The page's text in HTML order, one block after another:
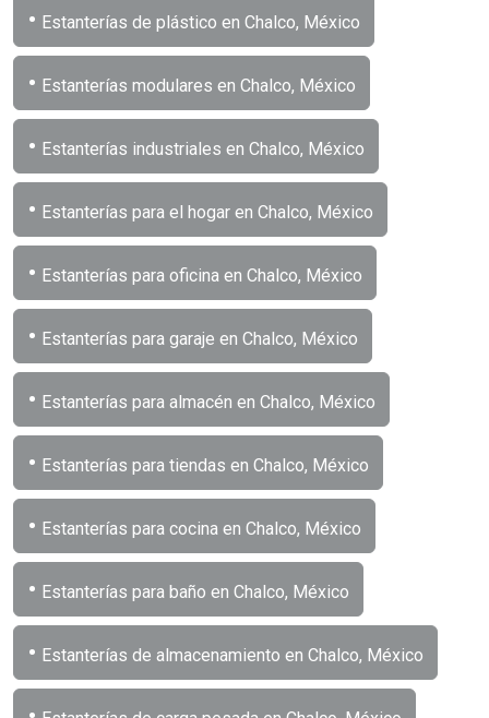
• Estanterías de plástico en Chalco, México
• Estanterías modulares en Chalco, México
• Estanterías industriales en Chalco, México
• Estanterías para el hogar en Chalco, México
• Estanterías para oficina en Chalco, México
• Estanterías para garaje en Chalco, México
• Estanterías para almacén en Chalco, México
• Estanterías para tiendas en Chalco, México
• Estanterías para cocina en Chalco, México
• Estanterías para baño en Chalco, México
• Estanterías de almacenamiento en Chalco, México